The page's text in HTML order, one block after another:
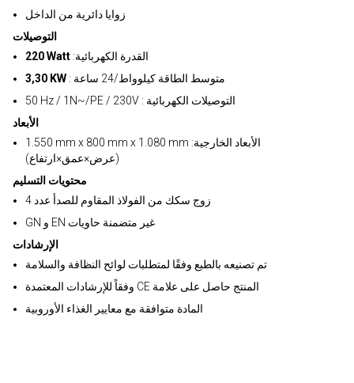
زوايا دائرية من الداخل
التوصيلات
220 Watt :القدرة الكهربائية
3,30 KW
: متوسط الطاقة كيلوواط/24 ساعة
50 Hz / 1N~/PE / 230V : التوصيلات الكهربائية
الأبعاد
1.550 mm x 800 mm x 1.080 mm :الأبعاد الخارجية
(عرض×عمق×ارتفاع)
محتويات التسليم
4 زوج سكك من الفولاذ المقاوم للصدأ عدد
GN و EN غير متضمنة حاويات
الإرشادات
تم تصنيعه بالطبع وفقًا لمتطلبات لوائح النظافة والسلامة
وفقاً للإرشادات المعتمدة CE المنتج حاصل على علامة
المادة متوافقة مع معايير الغذاء الأوروبية